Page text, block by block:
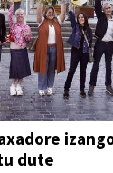
dute